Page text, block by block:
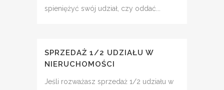
spieniężyć swój udział, czy oddać...
SPRZEDAŻ 1/2 UDZIAŁU W
NIERUCHOMOŚCI
Jeśli rozważasz sprzedaż 1/2 udziału w